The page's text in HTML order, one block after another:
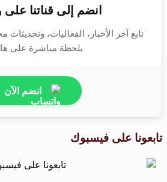
انضم إلى قناتنا
تابع آخر الأخبار، الفعاليات،
بلحظة مباشرة على
انضم الآن
تابعونا على فيسبوك